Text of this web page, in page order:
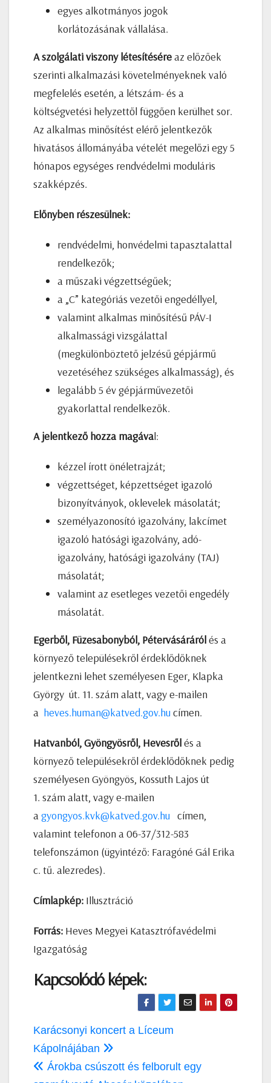
egyes alkotmányos jogok
korlátozásának vállalása.
A szolgálati viszony létesítéséreaz előzőek
szerinti alkalmazási követelményeknek való
megfelelés esetén, a létszám- és a
költségvetési helyzettől függően kerülhet sor.
Az alkalmas minősítést elérő jelentkezők
hivatásos állományába vételét megelőzi egy 5
hónapos egységes rendvédelmi moduláris
szakképzés.
Előnyben részesülnek:
rendvédelmi, honvédelmi tapasztalattal
rendelkezők;
a műszaki végzettségűek;
a „C” kategóriás vezetői engedéllyel,
valamint alkalmas minősítésű PÁV-I
alkalmassági vizsgálattal
(megkülönböztető jelzésű gépjármű
vezetéséhez szükséges alkalmasság), és
legalább 5 év gépjárművezetői
gyakorlattal rendelkezők.
A jelentkező hozza magával:
kézzel írott önéletrajzát;
végzettséget, képzettséget igazoló
bizonyítványok, oklevelek másolatát;
személyazonosító igazolvány, lakcímet
igazoló hatósági igazolvány, adó-
igazolvány, hatósági igazolvány (TAJ)
másolatát;
valamint az esetleges vezetői engedély
másolatát.
Egerből, Füzesabonyból, Pétervásárárólés a
környező településekről érdeklődőknek
jelentkezni lehet személyesen Eger, Klapka
György út. 11. szám alatt, vagy e-mailen
a heves.human@katved.gov.hucímen.
Hatvanból, Gyöngyösről, Hevesrőlés a
környező településekről érdeklődőknek pedig
személyesen Gyöngyös, Kossuth Lajos út
1. szám alatt, vagy e-mailen
agyongyos.kvk@katved.gov.hu címen,
valamint telefonon a 06-37/312-583
telefonszámon (ügyintéző: Faragóné Gál Erika
c. tű. alezredes).
Címlapkép: Illusztráció
Forrás: Heves Megyei Katasztrófavédelmi
Igazgatóság
Kapcsolódó képek:
Bejegyzés
navigáció
Karácsonyi koncert a Líceum
Kápolnájában
Árokba csúszott és felborult egy